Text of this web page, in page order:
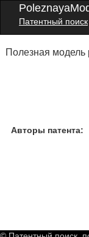
Патентный поиск
Полезная
Авторы патента: